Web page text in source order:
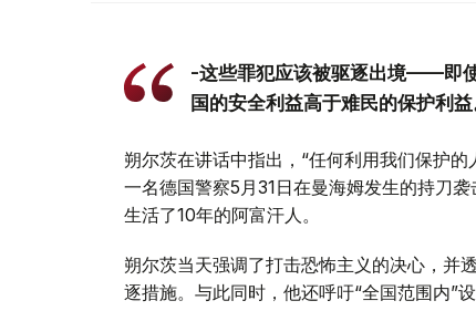
-这些罪犯应该被驱逐出境——即
国的安全利益高于难民的保护利益
朔尔茨在讲话中指出，“任何利用我们保护
一名德国警察5月31日在曼海姆发生的持刀
生活了10年的阿富汗人。
朔尔茨当天强调了打击恐怖主义的决心，并
逐措施。与此同时，他还呼吁“全国范围内”